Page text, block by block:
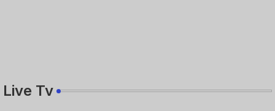
Live Tv